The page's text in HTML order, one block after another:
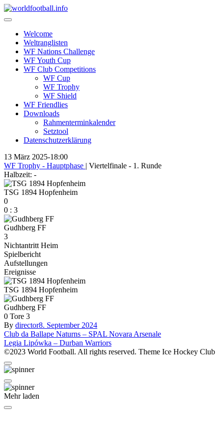
Skip
to
Welcome
Weltranglisten
WF Nations Challenge
WF Youth Cup
WF Club Competitions
WF Cup
WF Trophy
WF Shield
WF Friendlies
Downloads
Rahmenterminkalender
Setztool
Datenschutzerklärung
13 März 2025-18:00
WF Trophy - Hauptphase | Viertelfinale - 1. Runde
Halbzeit: -
TSG 1894 Hopfenheim
0
0 : 3
Gudhberg FF
3
Nichtantritt Heim
Spielbericht
Aufstellungen
Ereignisse
TSG 1894 Hopfenheim
Gudhberg FF
0 Tore 3
By director8. September 2024
Beitragsnavigation
Club da Ballape Naturns – SPAL Novara Arsenale
Legia Lipówka – Durban Warriors
©2023 World Football. All rights reserved. Theme Ice Hockey Club
Mehr laden